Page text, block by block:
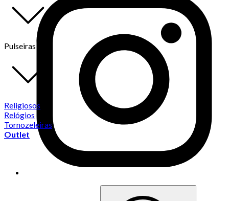
Pulseiras
Religiosos
Relógios
Tornozeleiras
Outlet